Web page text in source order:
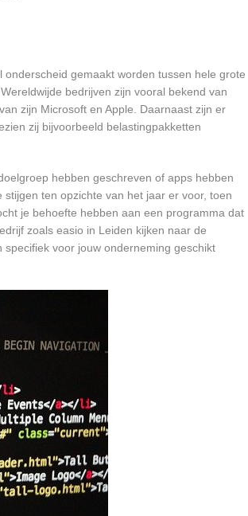
gemaakt worden tussen hele grote
bedrijven zijn vooral bekend van
zijn Microsoft en Apple. Daarnaast zijn er
zij bijvoorbeeld belastingpakketten
hebben geschreven of apps hebben
ten opzichte van het jaar er voor, toen
je behoefte hebben aan een programma dat
zoals easio in Leiden kijken naar de
voor jouw onderneming geschikt